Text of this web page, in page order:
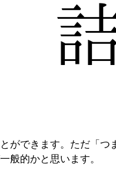
ができます。ただ「
般的かと思います。